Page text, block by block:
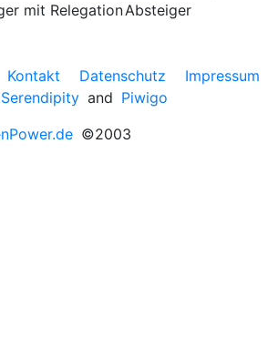
mit RelegationAbsteiger
Kontakt Datenschutz
Impressum
Serendipity and Piwigo
©2003